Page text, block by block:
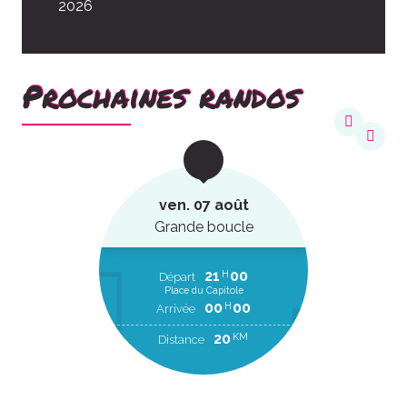
2026
Prochaines randos
ven. 07 août
Grande boucle
Départ 21 H 00
Place du Capitole
Arrivée 00 H 00
Distance 20 KM